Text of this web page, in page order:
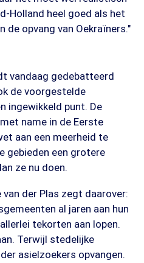
Holland heel goed als het
opvang van Oekraïners."
vandaag gedebatteerd
de voorgestelde
ingewikkeld punt. De
name in de Eerste
aan een meerheid te
gebieden een grotere
ze nu doen.
der Plas zegt daarover:
al jaren aan hun
tekorten aan lopen.
Terwijl stedelijke
asielzoekers opvangen.